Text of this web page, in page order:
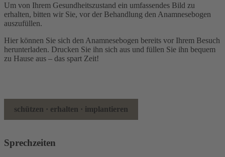
Um von Ihrem Gesundheitszustand ein umfassendes Bild zu
erhalten, bitten wir Sie, vor der Behandlung den Anamnesebogen
auszufüllen.
Hier können Sie sich den Anamnesebogen bereits vor Ihrem Besuch
herunterladen. Drucken Sie ihn sich aus und füllen Sie ihn bequem
zu Hause aus – das spart Zeit!
Anamnesebogen laden (PDF)
schützen · erhalten · implantieren
Sprechzeiten